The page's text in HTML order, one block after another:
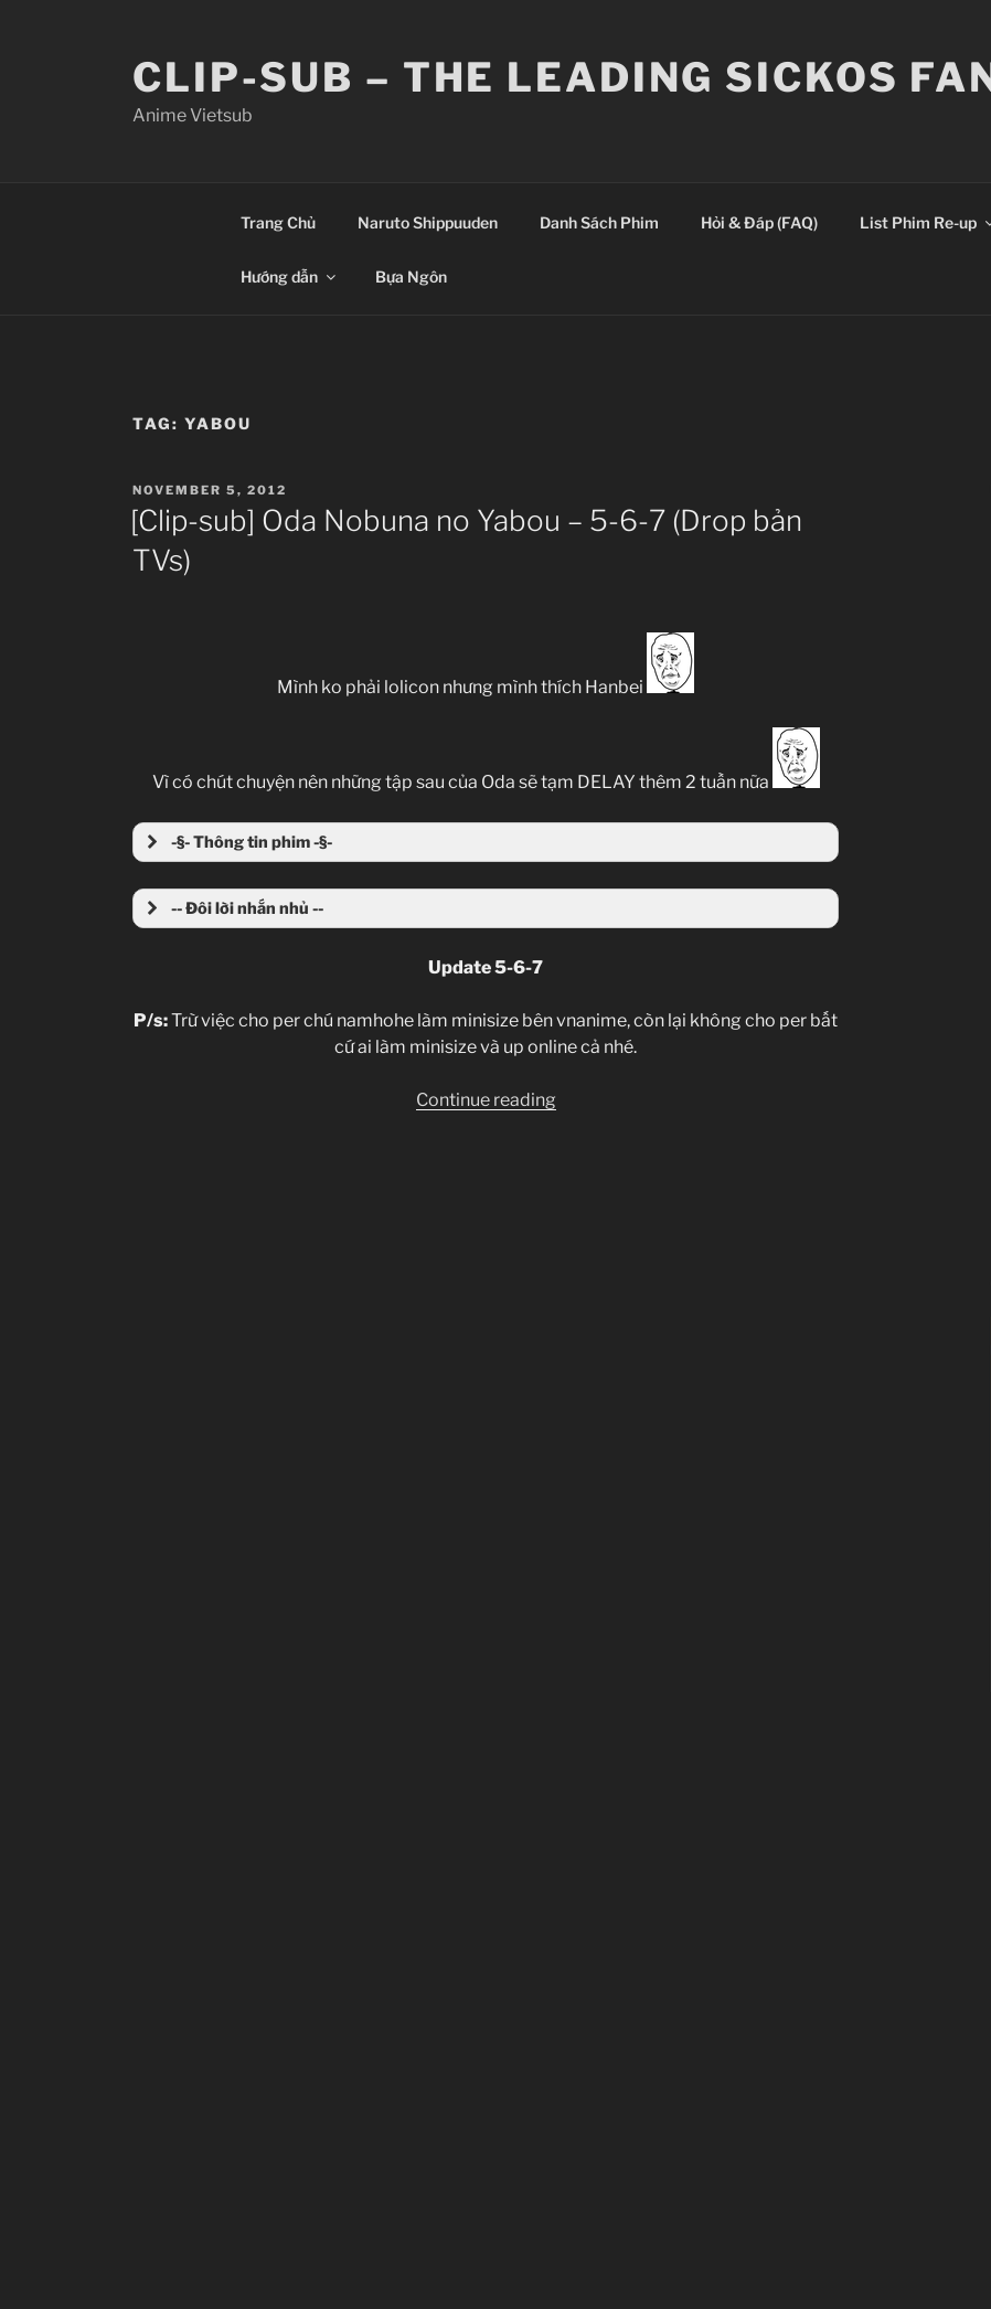
CLIP-SUB – THE LEADING SICKOS
Anime Vietsub
Trang Chủ Naruto Shippuuden Danh Sách Phim Hỏi & Đáp (FAQ) List Phim Re-up
Hướng dẫn Bựa Ngôn
TAG: YABOU
POSTED
ON
NOVEMBER 5, 2012
[Clip-sub] Oda Nobuna no Yabou – 5-6-7 (Drop bản
TVs)
Mình ko phải lolicon nhưng mình thích Hanbei
Vì có chút chuyện nên những tập sau của Oda sẽ tạm DELAY thêm 2 tuần nữa
-§- Thông tin phim -§-
-- Đôi lời nhắn nhủ --
Update 5-6-7
P/s:Trừ việc cho per chú namhohe làm minisize bên vnanime, còn lại không cho per bất
cứ ai làm minisize và up online cả nhé.
Continue reading“[Clip-